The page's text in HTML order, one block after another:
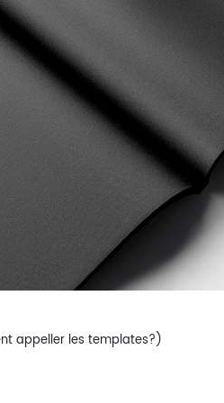
appeller les templates?)